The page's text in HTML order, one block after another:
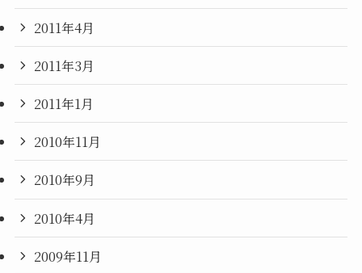
2011年4月
2011年3月
2011年1月
2010年11月
2010年9月
2010年4月
2009年11月